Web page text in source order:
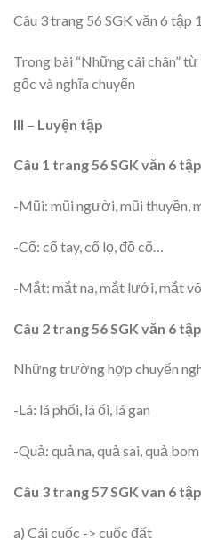
Câu 3 trang 56 SGK văn 6 tập
Trong bài “Những cái chân”
gốc và nghĩa chuyển
III – Luyện tập
Câu 1 trang 56 SGK văn 6
-Mũi: mũi người, mũi thuyền,
-Cổ: cổ tay, cổ lọ, đồ cổ…
-Mắt: mắt na, mắt lưới, mắt
Câu 2 trang 56 SGK văn 6
Những trường hợp chuyển
-Lá: lá phổi, lá ổi, lá gan
-Quả: quả na, quả sai, quả bom
Câu 3 trang 57 SGK van 6
a) Cái cuốc -> cuốc đất